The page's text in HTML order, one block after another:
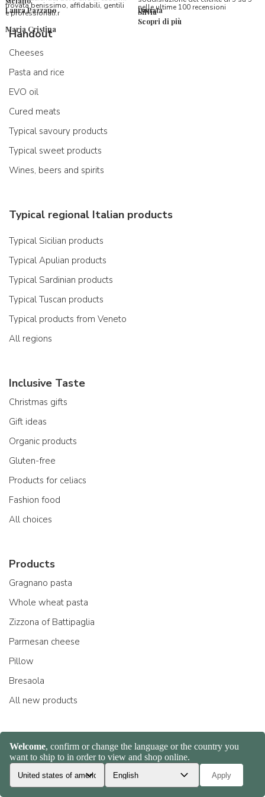
Laura Pazzano
trovata benissimo, affidabili, gentili
e professionali.r
Maria Cristina
Donata
Silvia
nelle ultime 100 recensioni
Scopri di più
Handout
Cheeses
Pasta and rice
EVO oil
Cured meats
Typical savoury products
Typical sweet products
Wines, beers and spirits
Typical regional Italian products
Typical Sicilian products
Typical Apulian products
Typical Sardinian products
Typical Tuscan products
Typical products from Veneto
All regions
Inclusive Taste
Christmas gifts
Gift ideas
Organic products
Gluten-free
Products for celiacs
Fashion food
All choices
Products
Gragnano pasta
Whole wheat pasta
Zizzona of Battipaglia
Parmesan cheese
Pillow
Bresaola
All new products
Producers
Pastificio Felicetti
Acquerello riso